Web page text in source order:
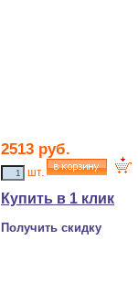
2513 руб.
шт.
Купить в 1 клик
Получить скидку